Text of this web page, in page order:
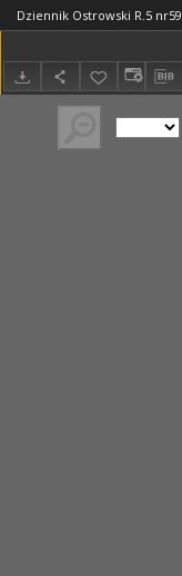
Dziennik Ostrowski R.5 nr59